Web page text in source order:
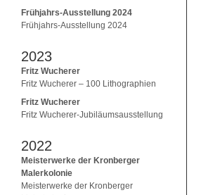
Frühjahrs-Ausstellung 2024
Frühjahrs-Ausstellung 2024
2023
Fritz Wucherer
Fritz Wucherer – 100 Lithographien
Fritz Wucherer
Fritz Wucherer-Jubiläumsausstellung
2022
Meisterwerke der Kronberger
Malerkolonie
Meisterwerke der Kronberger